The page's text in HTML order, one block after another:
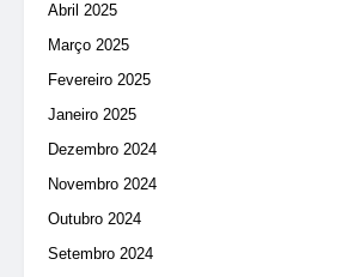
Abril 2025
Março 2025
Fevereiro 2025
Janeiro 2025
Dezembro 2024
Novembro 2024
Outubro 2024
Setembro 2024